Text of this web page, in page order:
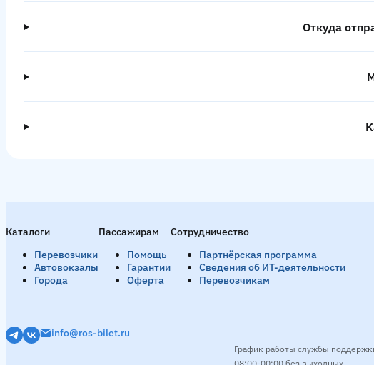
Откуда
Каталоги
Перевозчики
Автовокзалы
Города
Пассажирам
Помощь
Гарантии
Оферта
Сотрудничество
Партнёрская программа
Сведения об ИТ-деятельности
Перевозчикам
info@ros-bilet.ru
График работы службы